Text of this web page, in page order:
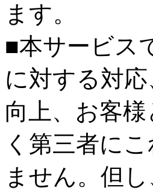
ます。
■本サービス
に対する対
向上、お客
く第三者に
ません。但